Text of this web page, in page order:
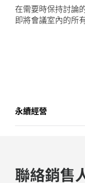
在需要時保持討論
即將會議室內的所
永續經營
減少環境足
聯絡銷售